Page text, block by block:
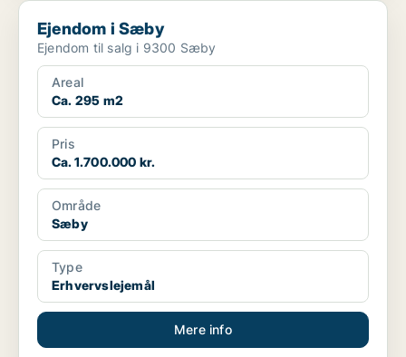
Ejendom i Sæby
Ejendom i Sæby
Ejendom til salg i 9300 Sæby
Areal
Ca. 295 m2
Pris
Ca. 1.700.000 kr.
Område
Sæby
Type
Erhvervslejemål
Mere info